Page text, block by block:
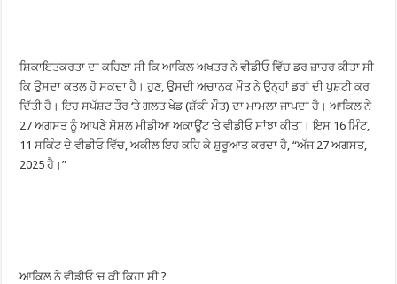
ਸ਼ਿਕਾਇਤਕਰਤਾ ਦਾ ਕਹਿਣਾ ਸੀ ਕਿ ਆਕਿਲ ਅਖਤਰ ਨੇ ਵੀਡੀਓ ਵਿੱਚ ਡਰ ਜ਼ਾਹਰ ਕੀਤਾ ਸੀ
ਕਿ ਉਸਦਾ ਕਤਲ ਹੋ ਸਕਦਾ ਹੈ। ਹੁਣ, ਉਸਦੀ ਅਚਾਨਕ ਮੌਤ ਨੇ ਉਨ੍ਹਾਂ ਡਰਾਂ ਦੀ ਪੁਸ਼ਟੀ ਕਰ
ਦਿੱਤੀ ਹੈ। ਇਹ ਸਪੱਸ਼ਟ ਤੌਰ ‘ਤੇ ਗਲਤ ਖੇਡ (ਸ਼ੱਕੀ ਮੌਤ) ਦਾ ਮਾਮਲਾ ਜਾਪਦਾ ਹੈ। ਆਕਿਲ ਨੇ
27 ਅਗਸਤ ਨੂੰ ਆਪਣੇ ਸੋਸ਼ਲ ਮੀਡੀਆ ਅਕਾਊਂਟ ‘ਤੇ ਵੀਡੀਓ ਸਾਂਝਾ ਕੀਤਾ। ਇਸ 16 ਮਿੰਟ,
11 ਸਕਿੰਟ ਦੇ ਵੀਡੀਓ ਵਿੱਚ, ਅਕੀਲ ਇਹ ਕਹਿ ਕੇ ਸ਼ੁਰੂਆਤ ਕਰਦਾ ਹੈ, “ਅੱਜ 27 ਅਗਸਤ,
2025 ਹੈ।”
ਆਕਿਲ ਨੇ ਵੀਡੀਓ ‘ਚ ਕੀ ਕਿਹਾ ਸੀ ?